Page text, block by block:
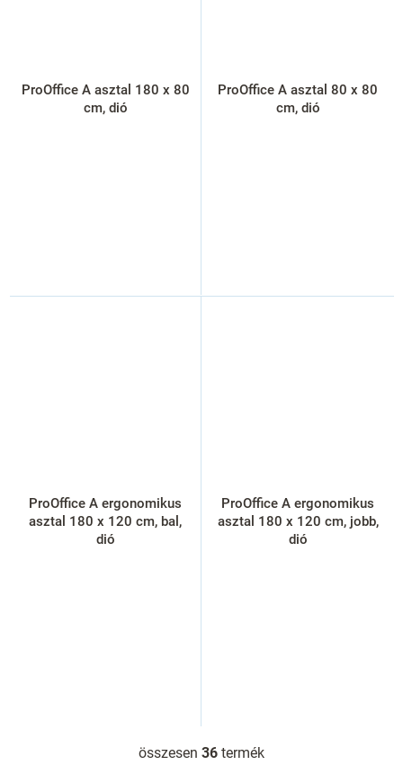
ProOffice A asztal 180 x 80
cm, dió
ProOffice A asztal 80 x 80
cm, dió
ProOffice A ergonomikus
asztal 180 x 120 cm, bal,
dió
ProOffice A ergonomikus
asztal 180 x 120 cm, jobb,
dió
L
összesen 36 termék